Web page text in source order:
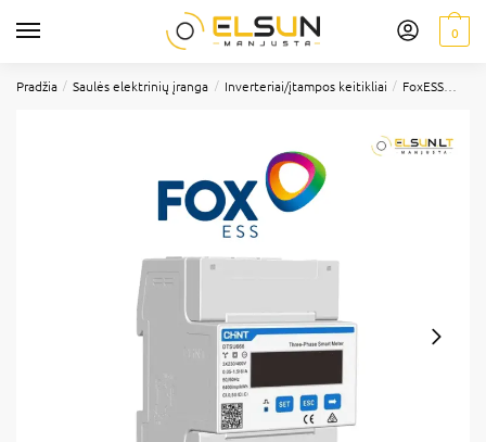
0
Pradžia / Saulės elektrinių įranga / Inverteriai/įtampos keitikliai / FoxESS